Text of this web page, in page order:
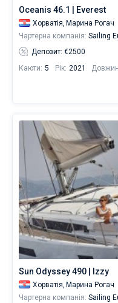
Oceanis 46.1 | Everest
Хорватія, Марина Рогач
Чартерна компанія: Sailing
Депозит: €2500
Каюти: 5 Рік: 2021
Sun Odyssey 490 | Izzy
Хорватія, Марина Рогач
Чартерна компанія: Sailing